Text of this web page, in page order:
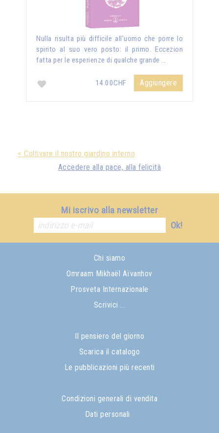
Nulla risulta più difficile all’uomo che porre lo
spirito al suo vero posto: il primo. Eccezion
fatta per le esperienze di qualche grande …
14.00CHF Aggiungere
< Coltivare il nostro giardino interno
Accedere alla pace, alla felicità
Mi iscrivo alla newsletter
Ok!
Chi siamo
Omraam Mikhaël Aïvanhov
Prosveta Internazionale
Scrivici ...
Il pensiero del giorno
Scarica il catalogo
Le pubblicazioni più recenti
Condizioni generali di vendita
Dati personali